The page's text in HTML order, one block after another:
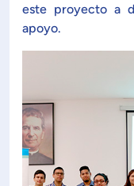
Mundo salesiano
Institucional
Capacitación
Facultades y Escuelas
estudiantiles
y agenda de
de investigación
Publicaciones
este proyecto a
apoyo.